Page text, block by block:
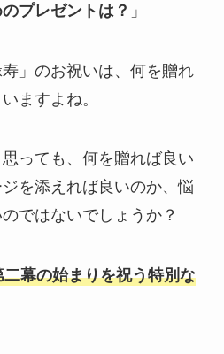
い
プレゼントは？ 」
」のお祝いは、何を贈れ
ますよね。
っても、何を贈れば良い
を添えれば良いのか、悩
ではないでしょうか？
幕の始まりを祝う特別な